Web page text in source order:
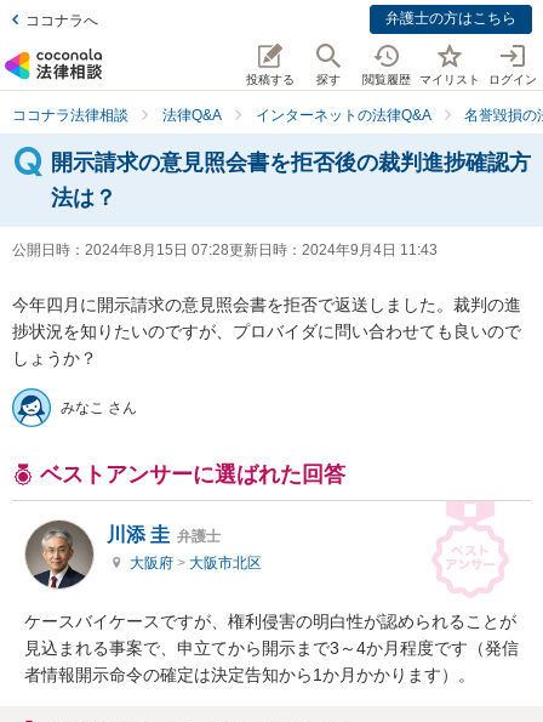
ココナラへ 弁護士の方はこちら
投稿する 探す 閲覧履歴 マイリスト ログイン
ココナラ法律相談 法律Q&A インターネットの法律Q&A 名誉毀損の
開示請求の意見照会書を拒否後の裁判進捗確認方
法は？
公開日時： 2024年8月15日 07:28更新日時： 2024年9月4日 11:43
今年四月に開示請求の意見照会書を拒否で返送しました。裁判の進
捗状況を知りたいのですが、プロバイダに問い合わせても良いので
しょうか？
みなこ さん
ベストアンサーに選ばれた回答
川添 圭 弁護士
大阪府 > 大阪市北区
ケースバイケースですが、権利侵害の明白性が認められることが
見込まれる事案で、申立てから開示まで3～4か月程度です（発信
者情報開示命令の確定は決定告知から1か月かかります）。